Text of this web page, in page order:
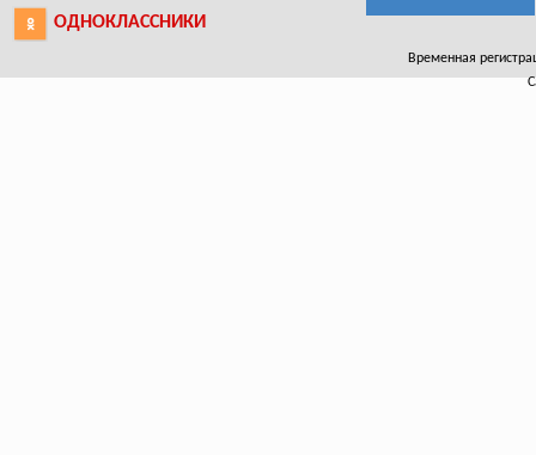
ОДНОКЛАССНИКИ
Временная